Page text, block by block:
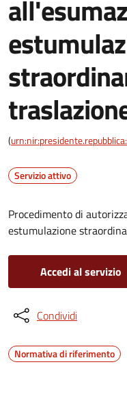
(
Servizio attivo
Procedimento di
estumulazione
Accedi al servizio
Condividi
Normativa di riferimento